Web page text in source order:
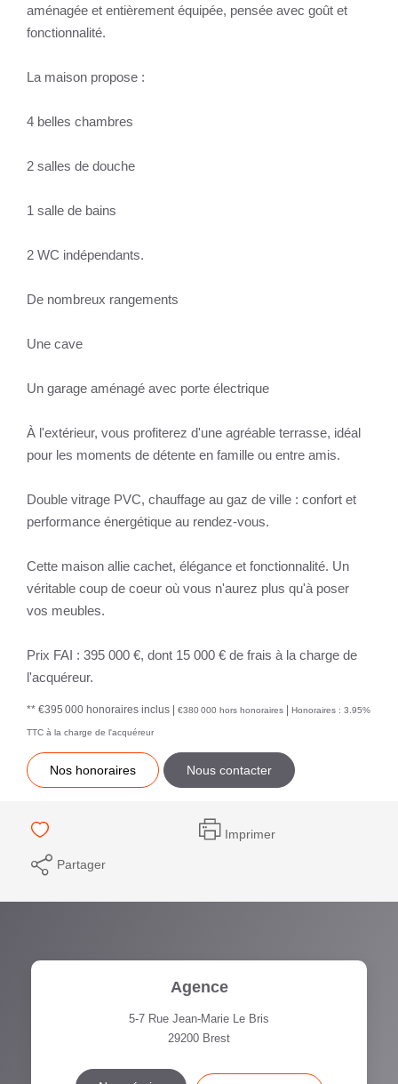
aménagée et entièrement équipée, pensée avec goût et
fonctionnalité.
La maison propose :
4 belles chambres
2 salles de douche
1 salle de bains
2 WC indépendants.
De nombreux rangements
Une cave
Un garage aménagé avec porte électrique
À l'extérieur, vous profiterez d'une agréable terrasse, idéal
pour les moments de détente en famille ou entre amis.
Double vitrage PVC, chauffage au gaz de ville : confort et
performance énergétique au rendez-vous.
Cette maison allie cachet, élégance et fonctionnalité. Un
véritable coup de coeur où vous n'aurez plus qu'à poser
vos meubles.
Prix FAI : 395 000 €, dont 15 000 € de frais à la charge de
l'acquéreur.
** €395 000 honoraires inclus | €380 000 hors honoraires | Honoraires : 3.95%
TTC à la charge de l'acquéreur
Nos honoraires Nous contacter
Imprimer
Partager
Agence
5-7 Rue Jean-Marie Le Bris
29200 Brest